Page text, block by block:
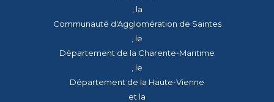
, la
Communauté d'Agglomération de Saintes
, le
Département de la Charente-Maritime
, le
Département de la Haute-Vienne
et la